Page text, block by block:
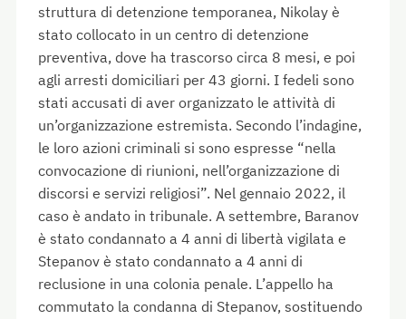
struttura di detenzione temporanea, Nikolay è
stato collocato in un centro di detenzione
preventiva, dove ha trascorso circa 8 mesi, e poi
agli arresti domiciliari per 43 giorni. I fedeli sono
stati accusati di aver organizzato le attività di
un’organizzazione estremista. Secondo l’indagine,
le loro azioni criminali si sono espresse “nella
convocazione di riunioni, nell’organizzazione di
discorsi e servizi religiosi”. Nel gennaio 2022, il
caso è andato in tribunale. A settembre, Baranov
è stato condannato a 4 anni di libertà vigilata e
Stepanov è stato condannato a 4 anni di
reclusione in una colonia penale. L’appello ha
commutato la condanna di Stepanov, sostituendo